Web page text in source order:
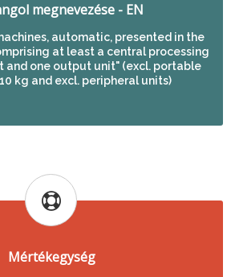
megnevezése - EN
automatic, presented in the
at least a central processing
and one output unit" (excl. portable
kg and excl. peripheral units)
Mértékegység